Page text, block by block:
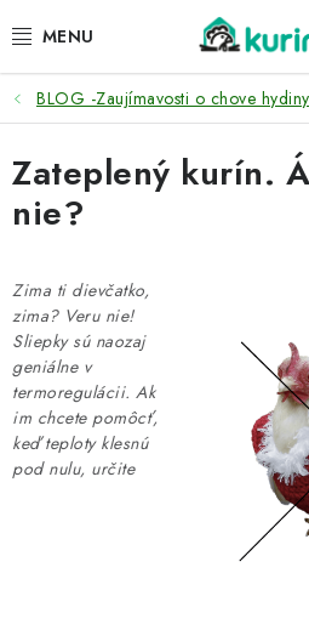
na
PRE HYDINU
PRE PSY
PRE ZAJACE
PRE DETI
ZÁHRADA
DOMÁCI WELLNESS
PRE VTÁKY
BLOG -Zaujímavosti o chove hydiny
Zateplený kurín.
nie?
Zima ti dievčatko,
zima? Veru nie!
Sliepky sú naozaj
geniálne v
termoregulácii. Ak
im chcete pomôcť,
keď teploty klesnú
pod nulu, určite